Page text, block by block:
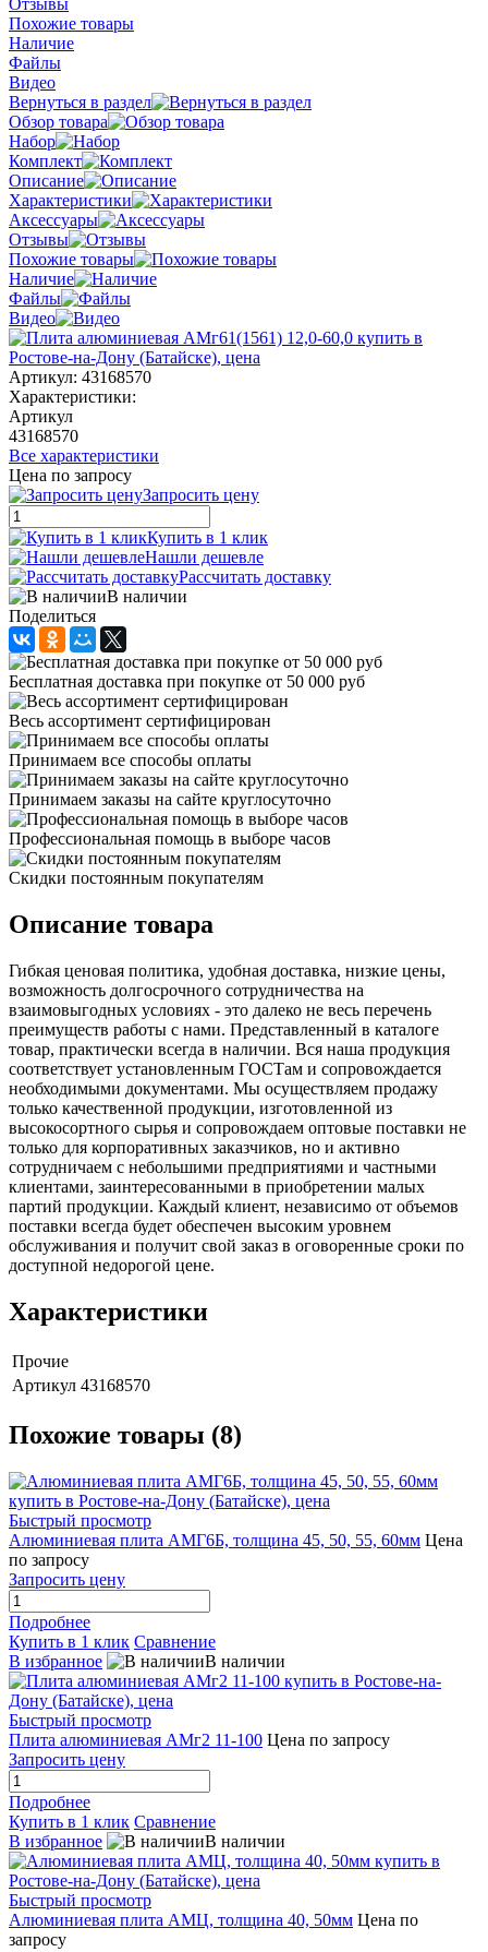
Отзывы
Похожие товары
Наличие
Файлы
Видео
Вернуться в раздел
Обзор товара
Набор
Комплект
Описание
Характеристики
Аксессуары
Отзывы
Похожие товары
Наличие
Файлы
Видео
Артикул: 43168570
Характеристики:
Артикул
43168570
Все характеристики
Цена по запросу
Запросить цену
Купить в 1 клик
Нашли дешевле
Рассчитать доставку
В наличии
Поделиться
Бесплатная доставка при покупке от 50 000 руб
Весь ассортимент сертифицирован
Принимаем все способы оплаты
Принимаем заказы на сайте круглосуточно
Профессиональная помощь в выборе часов
Скидки постоянным покупателям
Описание товара
Гибкая ценовая политика, удобная доставка, низкие цены,
возможность долгосрочного сотрудничества на
взаимовыгодных условиях - это далеко не весь перечень
преимуществ работы с нами. Представленный в каталоге
товар, практически всегда в наличии. Вся наша продукция
соответствует установленным ГОСТам и сопровождается
необходимыми документами. Мы осуществляем продажу
только качественной продукции, изготовленной из
высокосортного сырья и сопровождаем оптовые поставки не
только для корпоративных заказчиков, но и активно
сотрудничаем с небольшими предприятиями и частными
клиентами, заинтересованными в приобретении малых
партий продукции. Каждый клиент, независимо от объемов
поставки всегда будет обеспечен высоким уровнем
обслуживания и получит свой заказ в оговоренные сроки по
доступной недорогой цене.
Характеристики
Прочие
Артикул 43168570
Похожие товары (8)
Быстрый просмотр
Алюминиевая плита АМГ6Б, толщина 45, 50, 55, 60мм Цена
по запросу
Запросить цену
Подробнее
Купить в 1 клик Сравнение
В избранное
В наличии
Быстрый просмотр
Плита алюминиевая АМг2 11-100 Цена по запросу
Запросить цену
Подробнее
Купить в 1 клик Сравнение
В избранное
В наличии
Быстрый просмотр
Алюминиевая плита АМЦ, толщина 40, 50мм Цена по
запросу